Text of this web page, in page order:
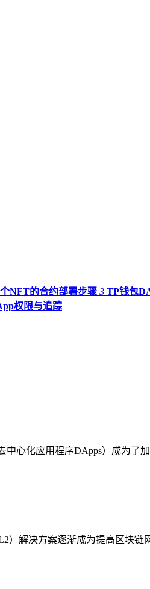
NFT的合约部署步骤 3 TP钱包
权限与追踪
心化应用程序DApps）成为了
）解决方案逐渐成为提高区块链